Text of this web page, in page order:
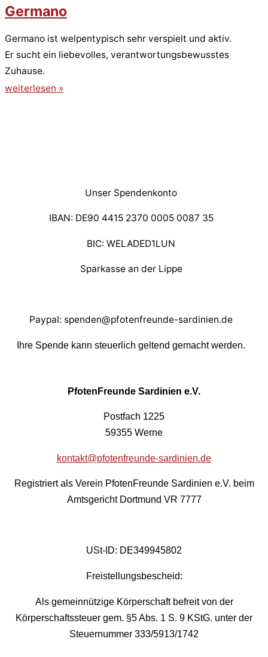
Germano
Germano ist welpentypisch sehr verspielt und aktiv.
Er sucht ein liebevolles, verantwortungsbewusstes
Zuhause.
weiterlesen »
Unser Spendenkonto
IBAN: DE90 4415 2370 0005 0087 35
BIC: WELADED1LUN
Sparkasse an der Lippe
Paypal: spenden@pfotenfreunde-sardinien.de
Ihre Spende kann steuerlich geltend gemacht werden.
PfotenFreunde Sardinien e.V.
Postfach 1225
59355 Werne
kontakt@pfotenfreunde-sardinien.de
Registriert als Verein PfotenFreunde Sardinien e.V. beim
Amtsgericht Dortmund VR 7777
USt-ID: DE349945802
Freistellungsbescheid:
Als gemeinnützige Körperschaft befreit von der
Körperschaftssteuer gem. §5 Abs. 1 S. 9 KStG. unter der
Steuernummer 333/5913/1742